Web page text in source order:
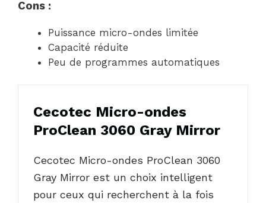
Cons :
Puissance micro-ondes limitée
Capacité réduite
Peu de programmes automatiques
Cecotec Micro-ondes
ProClean 3060 Gray Mirror
Cecotec Micro-ondes ProClean 3060
Gray Mirror est un choix intelligent
pour ceux qui recherchent à la fois